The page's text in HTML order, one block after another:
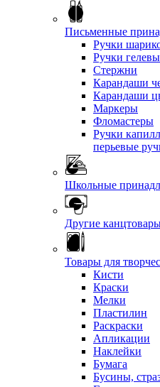
Письменные
Ручки
Ручки
Стержни
Карандаши
Карандаши
Маркеры
Фломастеры
Ручки
перьевые
Школьные
Другие
Товары для
Кисти
Краски
Мелки
Пластилин
Раскраски
Апликации
Наклейки
Бумага
Бусины,